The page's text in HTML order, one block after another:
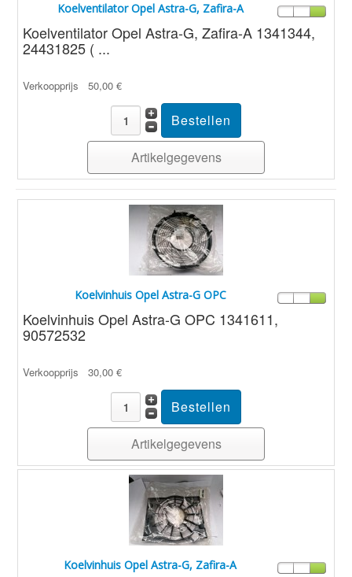
Koelventilator Opel Astra-G, Zafira-A
Koelventilator Opel Astra-G, Zafira-A 1341344,
24431825 ( ...
Verkoopprijs 50,00 €
Artikelgegevens
Koelvinhuis Opel Astra-G OPC
Koelvinhuis Opel Astra-G OPC 1341611,
90572532
Verkoopprijs 30,00 €
Artikelgegevens
Koelvinhuis Opel Astra-G, Zafira-A